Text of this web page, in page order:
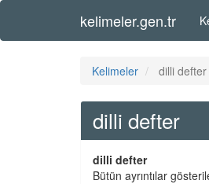
kelimeler.gen.tr
Kelimeler dilli defter
dilli defter
dilli defter
Bütün ayrıntılar